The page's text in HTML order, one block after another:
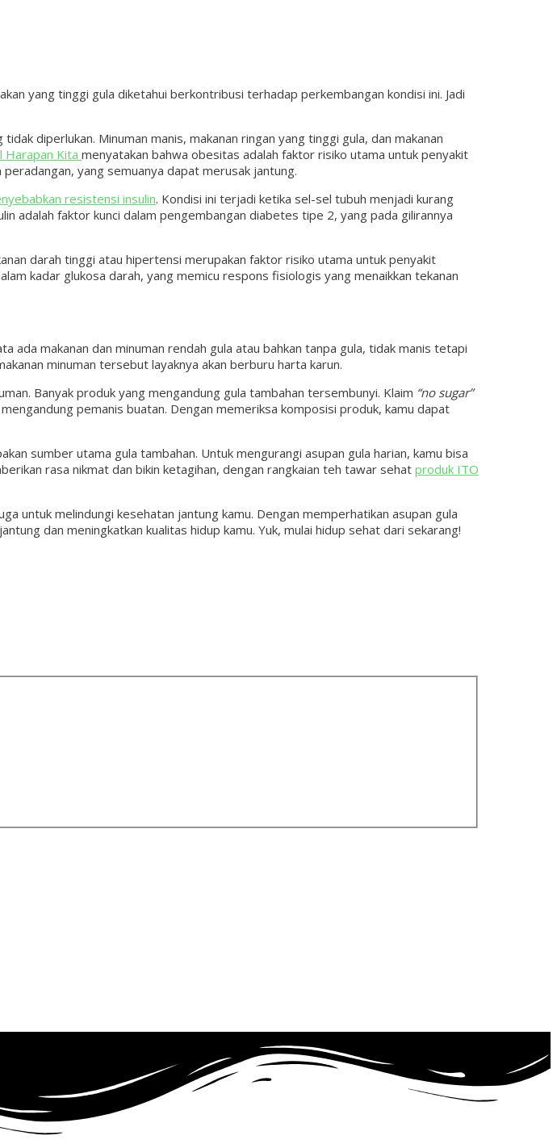
yang tinggi gula diketahui berkontribusi terhadap perkembangan kondisi ini. Jadi
diperlukan. Minuman manis, makanan ringan yang tinggi gula, dan makanan
Harapan Kita menyatakan bahwa obesitas adalah faktor risiko utama untuk penyakit
yang semuanya dapat merusak jantung.
resistensi insulin. Kondisi ini terjadi ketika sel-sel tubuh menjadi kurang
adalah faktor kunci dalam pengembangan diabetes tipe 2, yang pada gilirannya
darah tinggi atau hipertensi merupakan faktor risiko utama untuk penyakit
kadar glukosa darah, yang memicu respons fisiologis yang menaikkan tekanan
ada makanan dan minuman rendah gula atau bahkan tanpa gula, tidak manis tetapi
minuman tersebut layaknya akan berburu harta karun.
Banyak produk yang mengandung gula tambahan tersembunyi. Klaim “no sugar”
pemanis buatan. Dengan memeriksa komposisi produk, kamu dapat
sumber utama gula tambahan. Untuk mengurangi asupan gula harian, kamu bisa
rasa nikmat dan bikin ketagihan, dengan rangkaian teh tawar sehat produk ITO
untuk melindungi kesehatan jantung kamu. Dengan memperhatikan asupan gula
dan meningkatkan kualitas hidup kamu. Yuk, mulai hidup sehat dari sekarang!